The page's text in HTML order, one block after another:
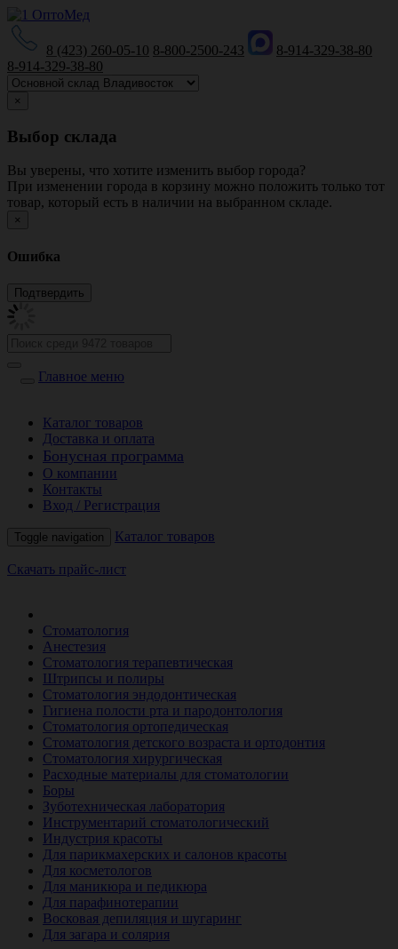
8 (423) 260-05-10 8-800-2500-243
8-914-329-38-80
8-914-329-38-80
×
Выбор склада
Вы уверены, что хотите изменить выбор города?
При изменении города в корзину можно положить только тот
товар, который есть в наличии на выбранном складе.
×
Ошибка
Главное меню
Каталог товаров
Доставка и оплата
Бонусная программа
О компании
Контакты
Вход / Регистрация
Toggle navigation Каталог товаров
Скачать прайс-лист
Стоматология
Анестезия
Стоматология терапевтическая
Штрипсы и полиры
Стоматология эндодонтическая
Гигиена полости рта и пародонтология
Стоматология ортопедическая
Стоматология детского возраста и ортодонтия
Стоматология хирургическая
Расходные материалы для стоматологии
Боры
Зуботехническая лаборатория
Инструментарий стоматологический
Индустрия красоты
Для парикмахерских и салонов красоты
Для косметологов
Для маникюра и педикюра
Для парафинотерапии
Восковая депиляция и шугаринг
Для загара и солярия